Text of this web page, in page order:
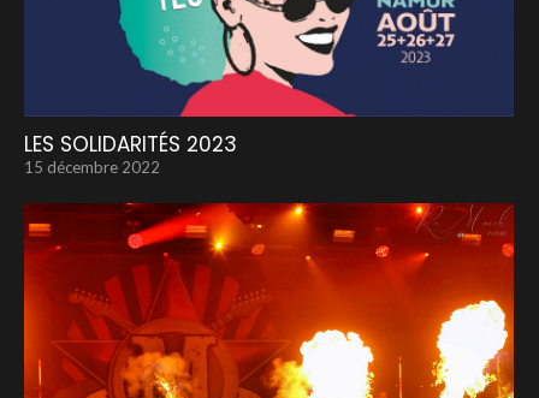
LES SOLIDARITÉS 2023
15 décembre 2022